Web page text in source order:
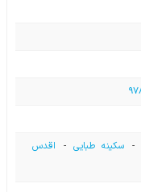
- سکینه طبایی - اقدس